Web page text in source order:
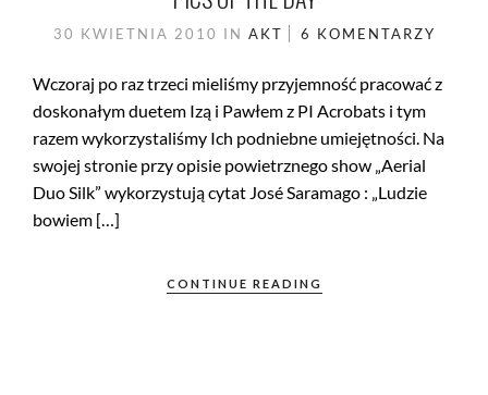
30 KWIETNIA 2010 IN AKT 6 KOMENTARZY
Wczoraj po raz trzeci mieliśmy przyjemność pracować z
doskonałym duetem Izą i Pawłem z PI Acrobats i tym
razem wykorzystaliśmy Ich podniebne umiejętności. Na
swojej stronie przy opisie powietrznego show „Aerial
Duo Silk” wykorzystują cytat José Saramago : „Ludzie
bowiem […]
CONTINUE READING